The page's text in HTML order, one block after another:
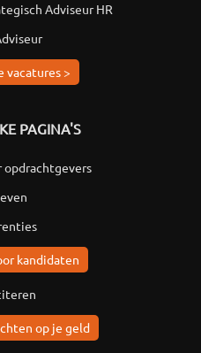
Adviseur HR
vacatures >
PAGINA'S
kandidaten
op je geld